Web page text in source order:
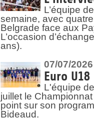
L’équipe
semaine, avec
Belgrade face aux
L’occasion
ans).
07/07/2026
Euro
L'équipe
juillet le
point sur son
Bideaud.